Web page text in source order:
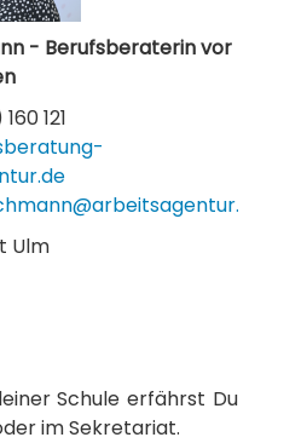
- Berufsberaterin vor
121
Ulm
Schule erfährst Du
im Sekretariat.